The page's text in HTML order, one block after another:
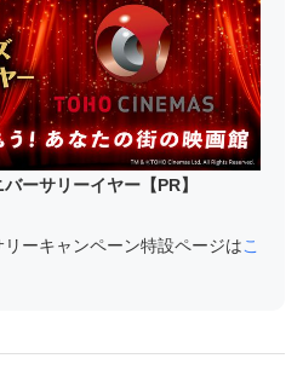
ーサリーイヤー【PR】
ーキャンペーン特設ページはこ